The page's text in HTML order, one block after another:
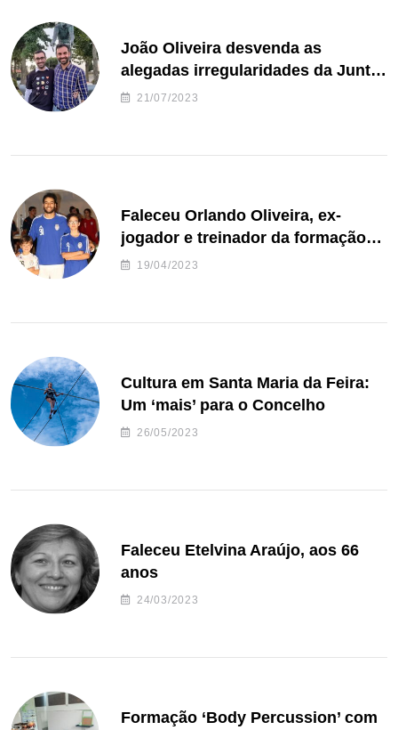
João Oliveira desvenda as
alegadas irregularidades da Junta
de Freguesia S. João de Ver
21/07/2023
Faleceu Orlando Oliveira, ex-
jogador e treinador da formação
de andebol do Feirense
19/04/2023
Cultura em Santa Maria da Feira:
Um ‘mais’ para o Concelho
26/05/2023
Faleceu Etelvina Araújo, aos 66
anos
24/03/2023
Formação ‘Body Percussion’ com